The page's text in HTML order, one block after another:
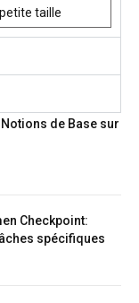
taille
de Base sur
Checkpoint:
spécifiques